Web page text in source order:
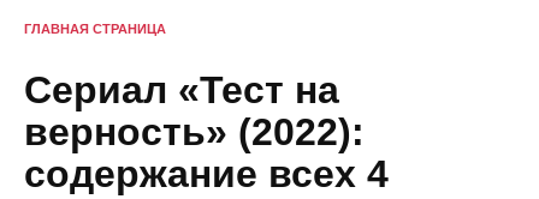
ГЛАВНАЯ СТРАНИЦА
Сериал «Тест на
верность» (2022):
содержание всех 4